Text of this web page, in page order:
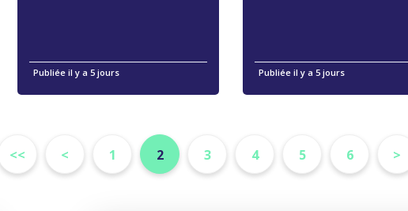
Publiée il y a 5 jours Publiée il y a 5 jours
<< < 1 2 3 4 5 6 >